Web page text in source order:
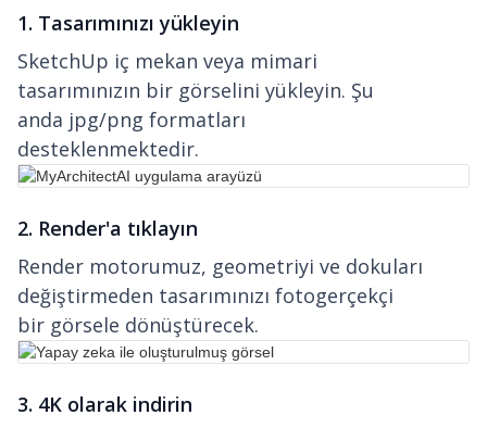
1. Tasarımınızı yükleyin
SketchUp iç mekan veya mimari
tasarımınızın bir görselini yükleyin. Şu
anda jpg/png formatları
desteklenmektedir.
2. Render'a tıklayın
Render motorumuz, geometriyi ve dokuları
değiştirmeden tasarımınızı fotogerçekçi
bir görsele dönüştürecek.
3. 4K olarak indirin